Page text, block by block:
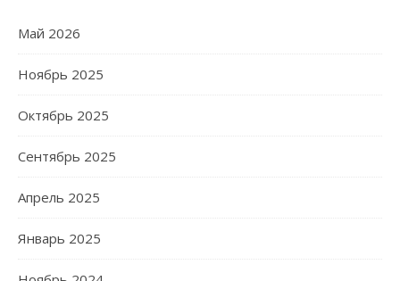
Май 2026
Ноябрь 2025
Октябрь 2025
Сентябрь 2025
Апрель 2025
Январь 2025